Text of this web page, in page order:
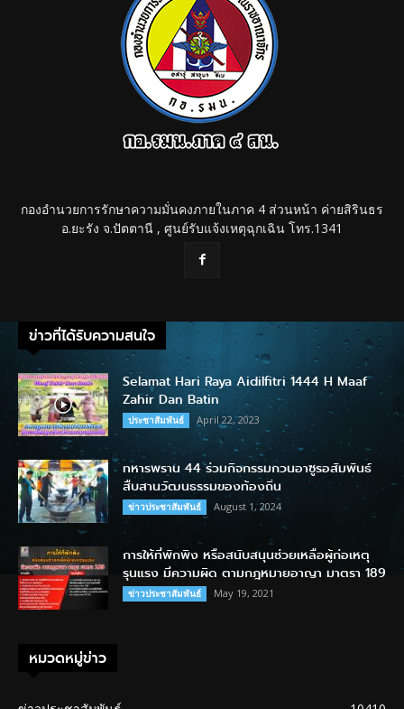
กองอำนวยการรักษาความมั่นคงภายในภาค 4 ส่วนหน้า ค่ายสิรินธร
อ.ยะรัง จ.ปัตตานี , ศูนย์รับแจ้งเหตุฉุกเฉิน โทร.1341
ข่าวที่ได้รับความสนใจ
Selamat Hari Raya Aidilfitri 1444 H Maaf
Zahir Dan Batin
ประชาสัมพันธ์ April 22, 2023
ทหารพราน 44 ร่วมกิจกรรมกวนอาซูรอสัมพันธ์
สืบสานวัฒนธรรมของท้องถิ่น
ข่าวประชาสัมพันธ์ August 1, 2024
การให้ที่พักพิง หรือสนับสนุนช่วยเหลือผู้ก่อเหตุ
รุนแรง มีความผิด ตามกฎหมายอาญา มาตรา 189
ข่าวประชาสัมพันธ์ May 19, 2021
หมวดหมู่ข่าว